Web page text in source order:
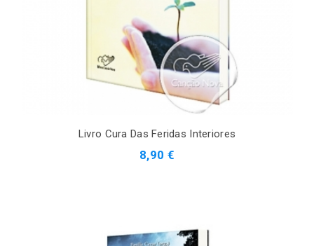
Livro Cura Das Feridas Interiores
8,90 €